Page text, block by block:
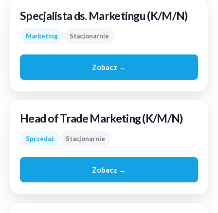
Specjalista ds. Marketingu (K/M/N)
Marketing Stacjonarnie
Zobacz →
Head of Trade Marketing (K/M/N)
Sprzedaż Stacjonarnie
Zobacz →